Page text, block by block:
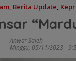
Berita Update Kepri
Anwar Saleh
Minggu, 05/11/2023 -